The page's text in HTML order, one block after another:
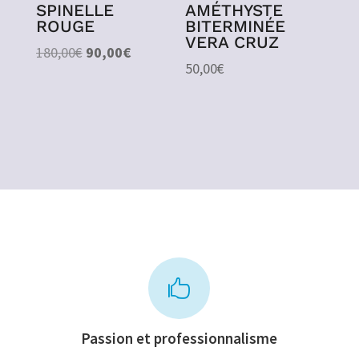
SPINELLE
ROUGE
180,00€ Le
90,00€Le
AMÉTHYSTE
BITERMINÉE
VERA CRUZ
50,00€

Passion et professionnalisme